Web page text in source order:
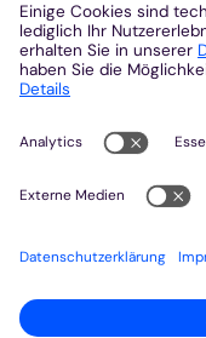
Kontakt
+49 241